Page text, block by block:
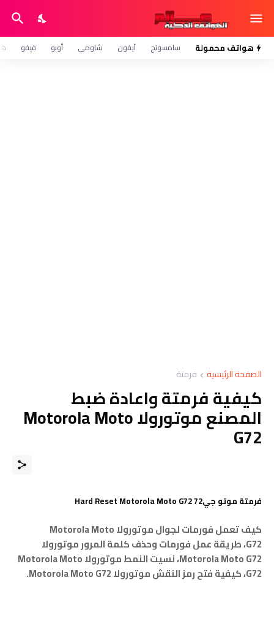
هواتف محمولة سامسونج آيفون شاومي أوبو فيفو
الصفحة الرئيسية فرمتة
كيفية فرمتة واعادة ضبط
المصنع موتورولا Motorola Moto
G72
فرمتة موتو جي72 Hard Reset Motorola Moto G72
كيف تعمل فورمات لجوال موتورولاMotorola Moto
G72،ﻃﺮﻳﻘﺔ عمل فورمات وحذف كلمة المرور موتورولا
Motorola Moto G72،نسيت النمط موتورولاMotorola Moto
G72،كيفية فتح رمز النقش موتورولاMotorola Moto G72
.